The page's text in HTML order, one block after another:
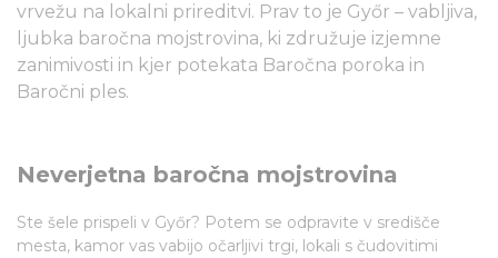
vrvežu na lokalni prireditvi. Prav to je Győr – vabljiva,
ljubka baročna mojstrovina, ki združuje izjemne
zanimivosti in kjer potekata Baročna poroka in
Baročni ples.
Neverjetna baročna mojstrovina
Ste šele prispeli v Győr? Potem se odpravite v središče
mesta, kamor vas vabijo očarljivi trgi, lokali s čudovitimi